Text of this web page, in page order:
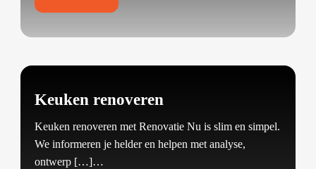
Keuken renoveren
Keuken renoveren met Renovatie Nu is slim en simpel.​
We informeren je helder en helpen met analyse,
ontwerp […]…